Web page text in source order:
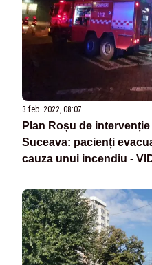
3 feb. 2022, 08:07
Plan Roșu de
Suceava: pacienți
cauza unui incendiu -